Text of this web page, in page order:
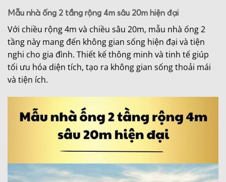
Mẫu nhà ống 2 tầng rộng 4m sâu 20m hiện đại
Với chiều rộng 4m và chiều sâu 20m, mẫu nhà ống 2
tầng này mang đến không gian sống hiện đại và tiện
nghi cho gia đình. Thiết kế thông minh và tinh tế giúp
tối ưu hóa diện tích, tạo ra không gian sống thoải mái
và tiện ích.